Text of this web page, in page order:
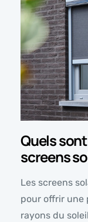
Quels
screens
Les screens
pour offrir une
rayons du